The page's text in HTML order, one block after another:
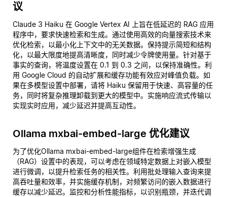
议
Claude 3 Haiku 在 Google Vertex AI 上旨在低延迟的 RAG 应用
程序中，要求快速检索和生成。通过使用高效的向量搜索技术来
优化检索，以最小化上下文中的无关数据。保持提示简短和结构
化，以最大限度地提高清晰度，同时减少令牌使用量。针对基于
事实的查询，将温度设置在 0.1 到 0.3 之间，以保持准确性。利
用 Google Cloud 的自动扩展和缓存功能有效应对峰值负载。如
果在多模型设置中部署，请将 Haiku 保留用于快速、高容量的任
务，同时将复杂推理卸载到更大的模型中。实施响应流式传输以
实现实时应用，减少延迟并提高互动性。
Ollama mxbai-embed-large 优化建议
为了优化Ollama mxbai-embed-large组件在检索增强生成
（RAG）设置中的表现，可以考虑在领域特定数据上对嵌入模型
进行微调，以提升检索任务的相关性。利用批处理输入查询来提
高吞吐量和效率，并实施缓存机制，对频繁访问的嵌入数据进行
缓存以减少延迟。监控和分析性能指标，以识别瓶颈，并迭代调